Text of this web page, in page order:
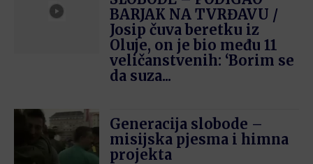
BARJAK NA TVRĐAVU /
Josip čuva beretku iz
Oluje, on je bio među 11
veličanstvenih: ‘Borim se
da suza...
Generacija slobode –
misijska pjesma i himna
projekta